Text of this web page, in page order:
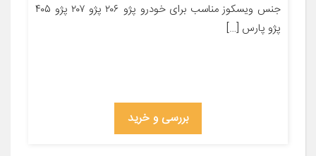
جنس ویسکوز مناسب برای خودرو پژو ۲۰۶ پژو ۲۰۷ پژو ۴۰۵
پژو پارس […]
بررسی و خرید